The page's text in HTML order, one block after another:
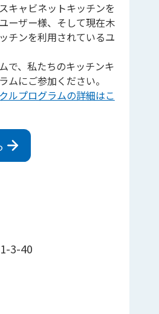
キャビネットキッチンを
ーザー様、そして現在木
チンを利用されているユ
で、私たちのキッチンキ
ムにご参加ください。
ルプログラムの詳細はこ
3-40